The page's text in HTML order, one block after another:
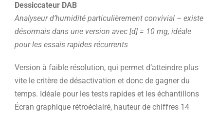
Dessiccateur DAB
Analyseur d’humidité particulièrement convivial – existe
désormais dans une version avec [d] = 10 mg, idéale
pour les essais rapides récurrents
Version à faible résolution, qui permet d’atteindre plus
vite le critère de désactivation et donc de gagner du
temps. Idéale pour les tests rapides et les échantillons
Écran graphique rétroéclairé, hauteur de chiffres 14